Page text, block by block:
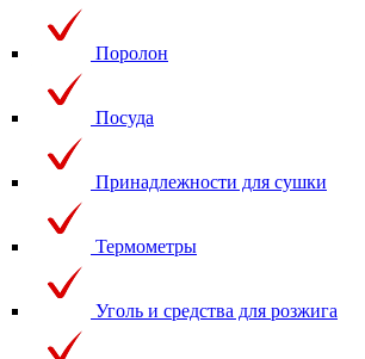
Поролон
Посуда
Принадлежности для сушки
Термометры
Уголь и средства для розжига